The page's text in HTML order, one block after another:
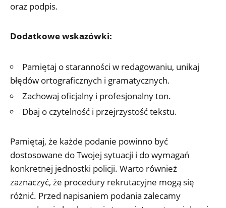
oraz podpis.
Dodatkowe wskazówki:
Pamiętaj o staranności w redagowaniu, unikaj
błędów ortograficznych i gramatycznych.
Zachowaj oficjalny i profesjonalny ton.
Dbaj o czytelność i przejrzystość tekstu.
Pamiętaj, że każde podanie powinno być
dostosowane do Twojej sytuacji i do wymagań
konkretnej jednostki policji. Warto również
zaznaczyć, że procedury rekrutacyjne mogą się
różnić. Przed napisaniem podania zalecamy